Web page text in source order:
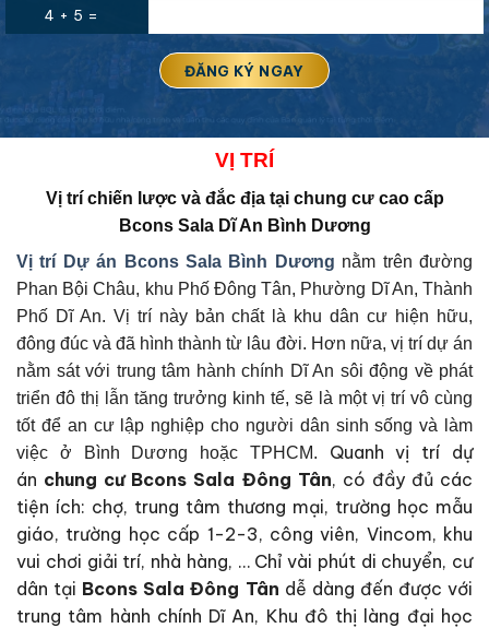
4 + 5 =
VỊ TRÍ
Vị trí chiến lược và đắc địa tại chung cư cao cấp
Bcons Sala Dĩ An Bình Dương
Vị trí Dự án
Bcons Sala Bình Dương nằm trên đường
Phan Bội Châu, khu Phố Đông Tân, Phường Dĩ An, Thành
Phố Dĩ An. Vị trí này bản chất là khu dân cư hiện hữu,
đông đúc và đã hình thành từ lâu đời. Hơn nữa, vị trí dự án
nằm sát với trung tâm hành chính Dĩ An sôi động về phát
triển đô thị lẫn tăng trưởng kinh tế, sẽ là một vị trí vô cùng
tốt để an cư lập nghiệp cho người dân sinh sống và làm
việc ở Bình Dương hoặc TPHCM.
Quanh vị trí dự
án chung cư Bcons Sala Đông Tân, có đầy đủ các
tiện ích: chợ, trung tâm thương mại, trường học mẫu
giáo, trường học cấp 1-2-3, công viên, Vincom, khu
vui chơi giải trí, nhà hàng, … Chỉ vài phút di chuyển, cư
dân tại Bcons Sala Đông Tân dễ dàng đến được với
trung tâm hành chính Dĩ An, Khu đô thị làng đại học